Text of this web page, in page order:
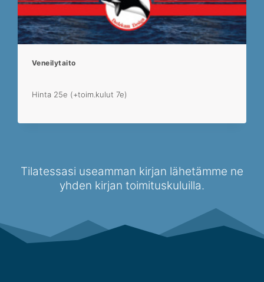
Veneilytaito
Hinta 25e (+toim.kulut 7e)
Tilatessasi useamman kirjan lähetämme ne
yhden kirjan toimituskuluilla.